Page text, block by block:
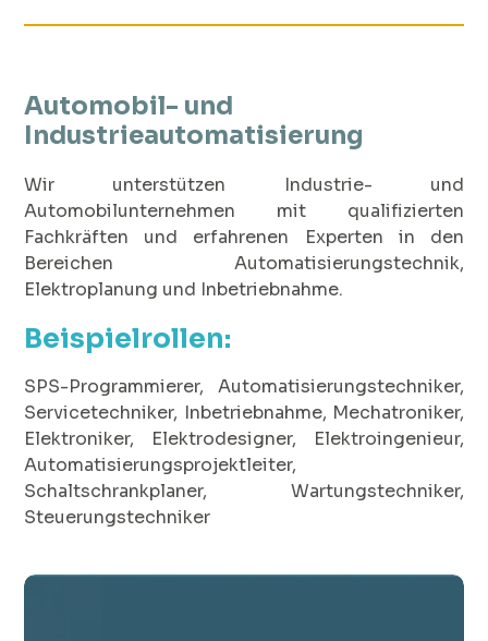
Automobil- und
Industrieautomatisierung
Wir unterstützen Industrie- und
Automobilunternehmen mit qualifizierten
Fachkräften und erfahrenen Experten in den
Bereichen Automatisierungstechnik,
Elektroplanung und Inbetriebnahme.
Beispielrollen:
SPS-Programmierer, Automatisierungstechniker,
Servicetechniker, Inbetriebnahme, Mechatroniker,
Elektroniker, Elektrodesigner, Elektroingenieur,
Automatisierungsprojektleiter,
Schaltschrankplaner, Wartungstechniker,
Steuerungstechniker